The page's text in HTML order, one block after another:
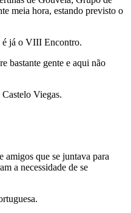
meia hora, estando previsto o
é já o VIII Encontro.
bastante gente e aqui não
Viegas.
amigos que se juntava para
a necessidade de se